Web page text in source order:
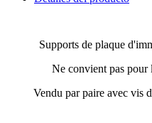
Supports de plaque
Ne convient pas pour
Vendu par paire avec vis